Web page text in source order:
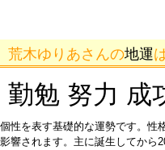
荒木ゆりあさんの地運
勤勉 努力 成
個性を表す基礎的な運勢です。性
影響されます。主に誕生してから